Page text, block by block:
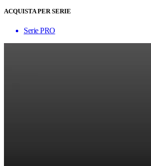
ACQUISTA PER SERIE
Serie PRO